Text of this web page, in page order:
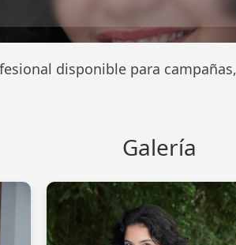
disponible para
Galería